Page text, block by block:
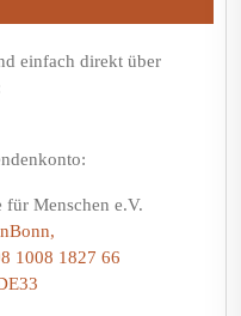
einfach direkt über
für Menschen e.V.
1008 1827 66